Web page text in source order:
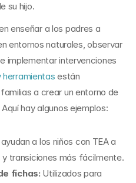
su hijo.
enseñar a los padres a
entornos naturales, observar
implementar intervenciones
herramientas están
a crear un entorno de
hay algunos ejemplos:
a los niños con TEA a
transiciones más fácilmente.
fichas: Utilizados para